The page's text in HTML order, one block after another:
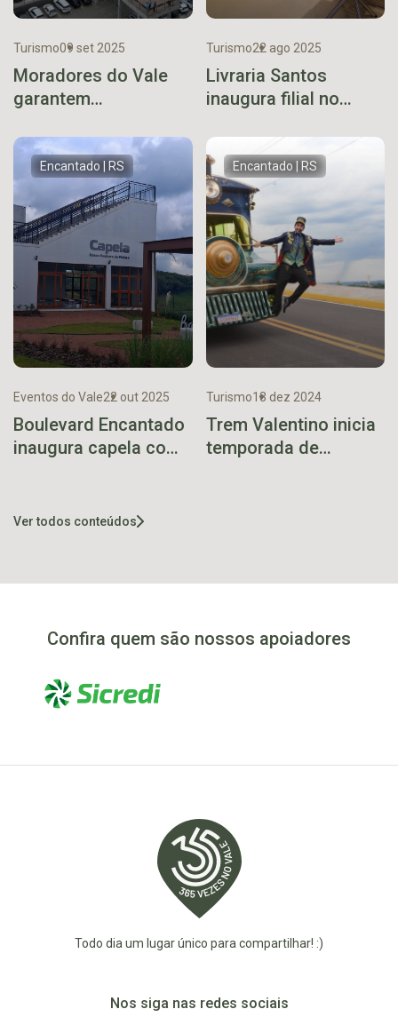
Turismo09 set 2025
Moradores do Vale
garantem
gratuito no Boulevard
Encantado
Turismo22 ago 2025
Livraria Santos
inaugura filial no
Encantado | RS
Eventos do Vale22 out 2025
Boulevard Encantado
inaugura capela com
Senhora de Fátima
Encantado | RS
Turismo13 dez 2024
Trem Valentino inicia
temporada de
Ver todos conteúdos
Confira quem são nossos apoiadores
Todo dia um lugar único para compartilhar! :)
Nos siga nas redes sociais